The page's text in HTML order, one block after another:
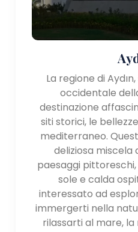
La regione di
occidentale
destinazione
siti storici, le
mediterraneo.
deliziosa miscela
paesaggi
sole e calda
interessato ad
immergerti nella
rilassarti al mare, la